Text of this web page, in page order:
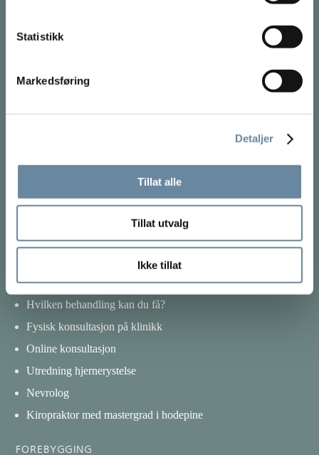
Statistikk
Markedsføring
Detaljer
Tillat alle
Tillat utvalg
Ikke tillat
erstatning for direkte medisinsk råd fra legen din eller annet
BEHANDLING
Hvilken behandling kan du få?
Fysisk konsultasjon på klinikk
Online konsultasjon
Utredning hjernerystelse
Nevrolog
Kiropraktor med mastergrad i hodepine
FOREBYGGING